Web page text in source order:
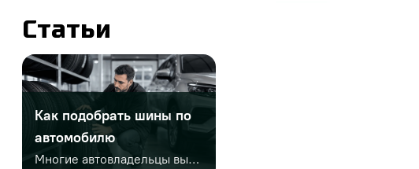
Статьи
Как подобрать шины по
автомобилю
Многие автовладельцы выбирают шины только по диаметру или цене. Но этого недостаточно. Важно учитывать заводской размер, сезонность, индексы нагрузки и скорости, тип автомобиля, стиль езды и условия эксплуатации. Неправильный выбор может привести к проблемам на дороге и дополнительным расходам.